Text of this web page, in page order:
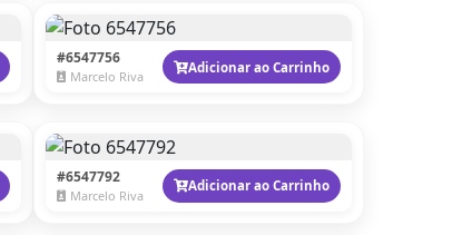
#6547756
Marcelo Riva
Adicionar ao Carrinho
#6547792
Marcelo Riva
Adicionar ao Carrinho